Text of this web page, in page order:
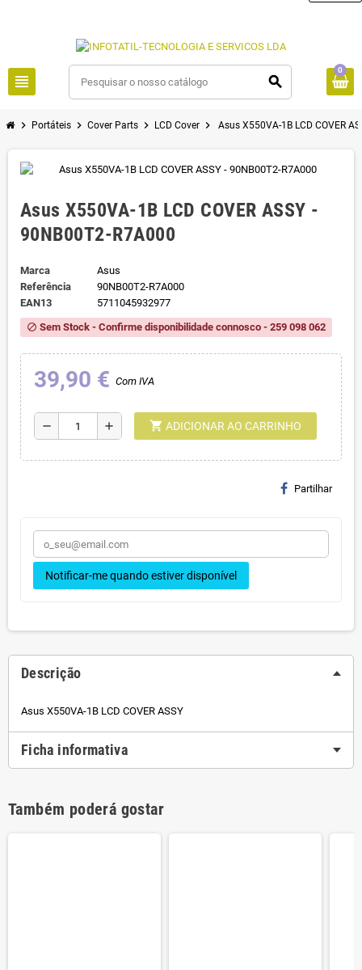
view_headline search
0
chevron_right Portáteis chevron_right Cover Parts chevron_right LCD Cover chevron_right Asus X550VA-1B LCD COVER
Asus X550VA-1B LCD COVER ASSY -
90NB00T2-R7A000
Marca
Asus
Referência
90NB00T2-R7A000
EAN13
5711045932977
block Sem Stock - Confirme disponibilidade connosco - 259 098 062
39,90 € Com IVA
remove add shopping_cart ADICIONAR AO CARRINHO
Partilhar
Notificar-me quando estiver disponível
Descrição
Asus X550VA-1B LCD COVER ASSY
Ficha informativa
Também poderá gostar